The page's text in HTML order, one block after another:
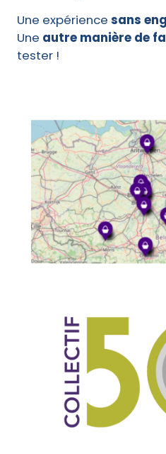
Une expérience sans
Une autre manière de
tester !